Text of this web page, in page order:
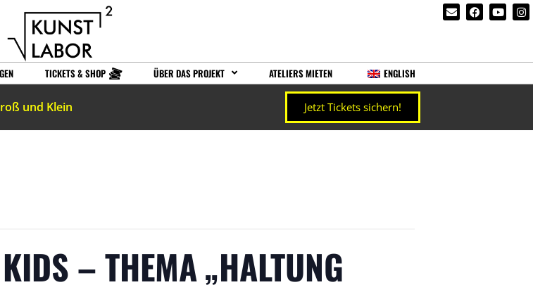
TICKETS & SHOP ÜBER DAS PROJEKT ATELIERS MIETEN ENGLISH
und Klein Jetzt Tickets sichern!
– THEMA „HALTUNG